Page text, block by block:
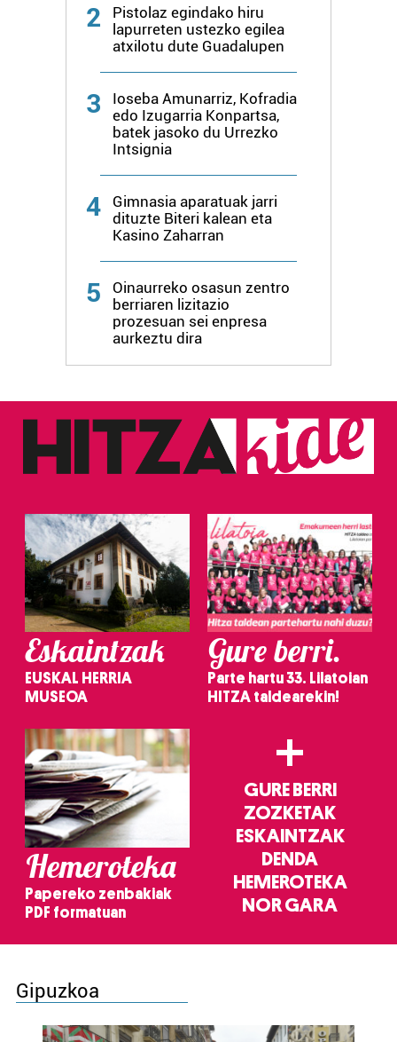
2
Pistolaz egindako hiru
lapurreten ustezko egilea
atxilotu dute Guadalupen
3
Ioseba Amunarriz, Kofradia
edo Izugarria Konpartsa,
batek jasoko du Urrezko
Intsignia
4
Gimnasia aparatuak jarri
dituzte Biteri kalean eta
Kasino Zaharran
5
Oinaurreko osasun zentro
berriaren lizitazio
prozesuan sei enpresa
aurkeztu dira
Eskaintzak
EUSKAL HERRIA
MUSEOA
Gure berri.
Parte hartu 33. Lilatoian
HITZA taldearekin!
Hemeroteka
Papereko zenbakiak
PDF formatuan
+
GURE BERRI
ZOZKETAK
ESKAINTZAK
DENDA
HEMEROTEKA
NOR GARA
Gipuzkoa